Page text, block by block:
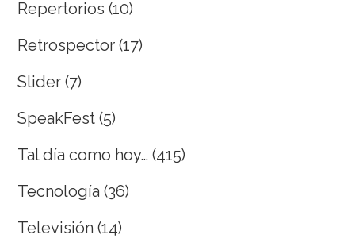
Repertorios (10)
Retrospector (17)
Slider (7)
SpeakFest (5)
Tal día como hoy… (415)
Tecnología (36)
Televisión (14)